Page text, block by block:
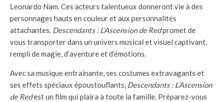
Leonardo Nam. Ces acteurs talentueux donneront vie à des
personnages hauts en couleur et aux personnalités
attachantes. Descendants : L’Ascension de Redpromet de
vous transporter dans un univers musical et visuel captivant,
rempli de magie, d’aventure et d’émotions.
Avec sa musique entraînante, ses costumes extravagants et
ses effets spéciaux époustouflants, Descendants : L’Ascension
de Redest un film qui plaira à toute la famille. Préparez-vous